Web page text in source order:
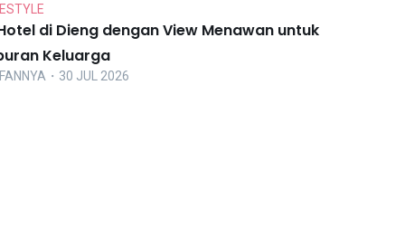
di Dieng dengan View Menawan untuk
Keluarga
FANNYA ・30 JUL 2026